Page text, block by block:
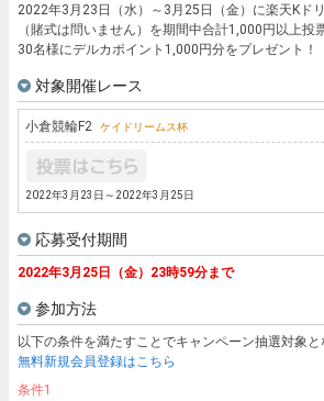
2022年3月23日（水）～3月25日（金）に楽天Kド
（賭式は問いません）を期間中合計1,000円以上投
30名様にデルカポイント1,000円分をプレゼント！
対象開催レース
小倉競輪F2 ケイドリームス杯
2022年3月23日～2022年3月25日
応募受付期間
2022年3月25日（金）23時59分まで
参加方法
以下の条件を満たすことでキャンペーン抽選対象と
無料新規会員登録はこちら
条件1